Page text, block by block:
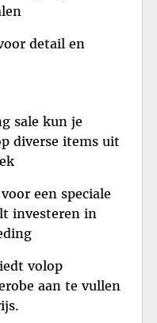
detail en
sale kun je
diverse items uit
een speciale
investeren in
volop
aan te vullen